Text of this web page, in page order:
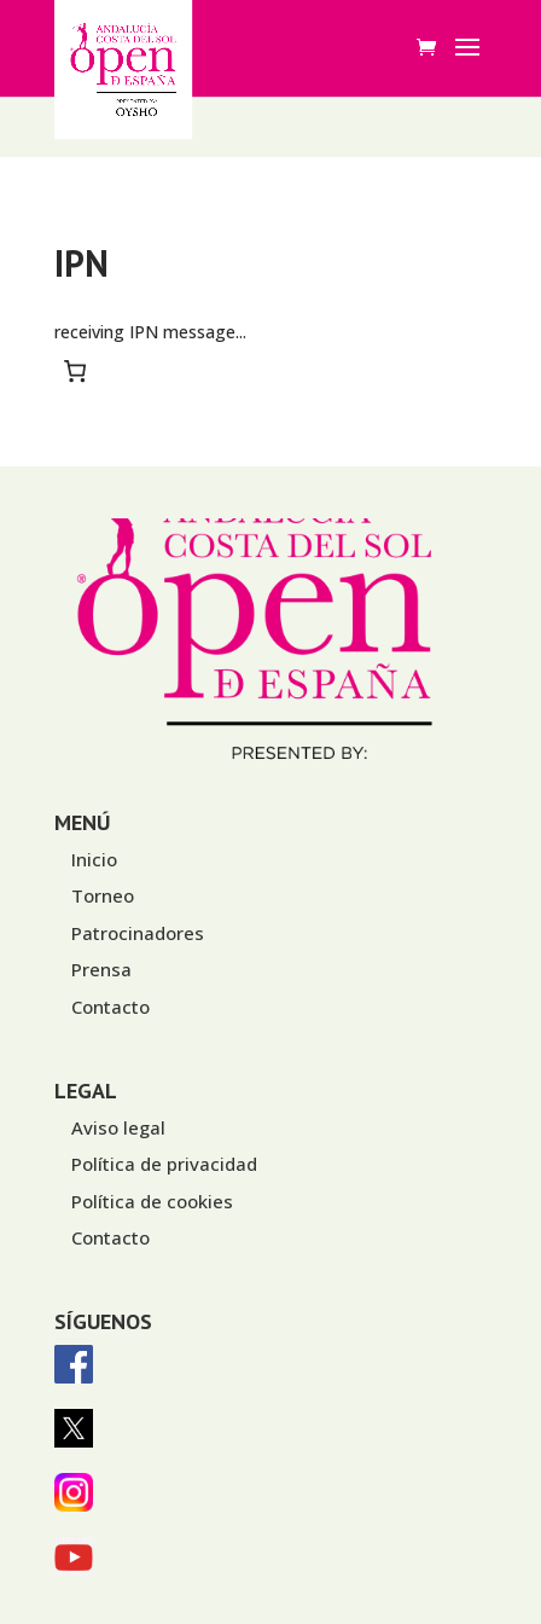
IPN
receiving IPN message...
MENÚ
Inicio
Torneo
Patrocinadores
Prensa
Contacto
LEGAL
Aviso legal
Política de privacidad
Política de cookies
Contacto
SÍGUENOS